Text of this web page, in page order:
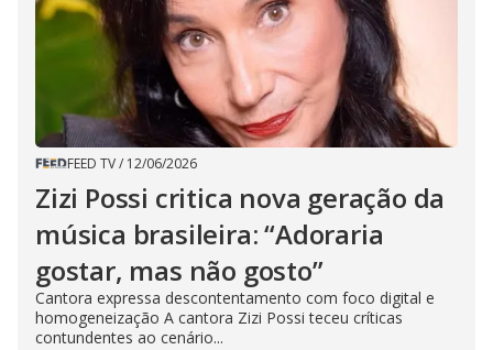
FEED TV/ 12/06/2026
Zizi Possi critica nova geração da
música brasileira: “Adoraria
gostar, mas não gosto”
Cantora expressa descontentamento com foco digital e
homogeneização A cantora Zizi Possi teceu críticas
contundentes ao cenário...